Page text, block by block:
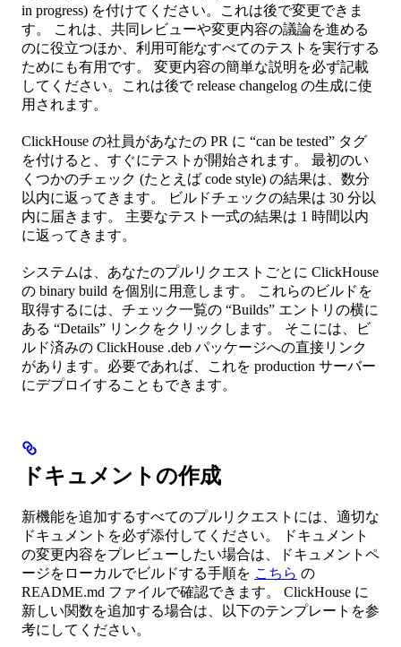
in progress) を付けてください。これは後で変更できま
す。 これは、共同レビューや変更内容の議論を進める
のに役立つほか、利用可能なすべてのテストを実行する
ためにも有用です。 変更内容の簡単な説明を必ず記載
してください。これは後で release changelog の生成に使
用されます。
ClickHouse の社員があなたの PR に “can be tested” タグ
を付けると、すぐにテストが開始されます。 最初のい
くつかのチェック (たとえば code style) の結果は、数分
以内に返ってきます。 ビルドチェックの結果は 30 分以
内に届きます。 主要なテスト一式の結果は 1 時間以内
に返ってきます。
システムは、あなたのプルリクエストごとに ClickHouse
の binary build を個別に用意します。 これらのビルドを
取得するには、チェック一覧の “Builds” エントリの横に
ある “Details” リンクをクリックします。 そこには、ビ
ルド済みの ClickHouse .deb パッケージへの直接リンク
があります。必要であれば、これを production サーバー
にデプロイすることもできます。
ドキュメントの作成
新機能を追加するすべてのプルリクエストには、適切な
ドキュメントを必ず添付してください。 ドキュメント
の変更内容をプレビューしたい場合は、ドキュメントペ
ージをローカルでビルドする手順を こちら の
README.md ファイルで確認できます。 ClickHouse に
新しい関数を追加する場合は、以下のテンプレートを参
考にしてください。